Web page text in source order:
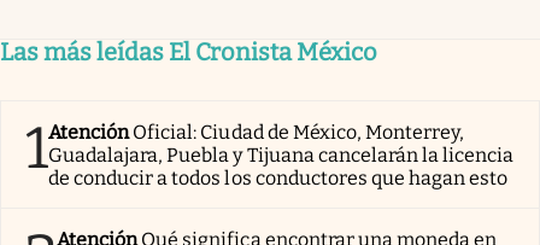
Las más leídas El Cronista México
1AtenciónOficial: Ciudad de México, Monterrey,
Guadalajara, Puebla y Tijuana cancelarán la licencia
de conducir a todos los conductores que hagan esto
AtenciónQué significa encontrar una moneda en